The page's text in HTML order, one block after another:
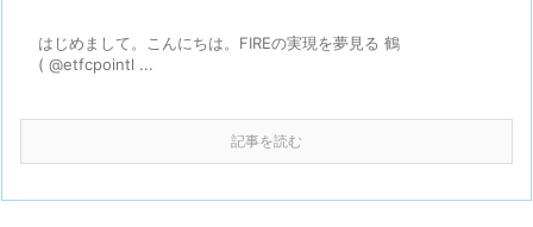
はじめまして。こんにちは。FIREの実現を夢見る 鶴
( @etfcpointl ...
記事を読む